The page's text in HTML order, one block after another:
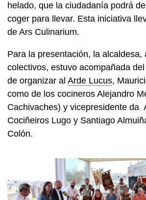
helado, que la ciudadanía podrá
coger para llevar. Esta iniciativa
de Ars Culinarium.
Para la presentación, la alcaldesa,
colectivos, estuvo acompañada
de organizar al Arde Lucus,
como de los cocineros Alejandro
Cachivaches) y vicepresidente da
Cociñeiros Lugo y Santiago
Colón.